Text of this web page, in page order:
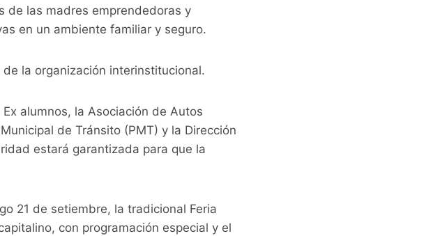
de las madres emprendedoras y
en un ambiente familiar y seguro.
la organización interinstitucional.
alumnos, la Asociación de Autos
de Tránsito (PMT) y la Dirección
estará garantizada para que la
21 de setiembre, la tradicional Feria
con programación especial y el